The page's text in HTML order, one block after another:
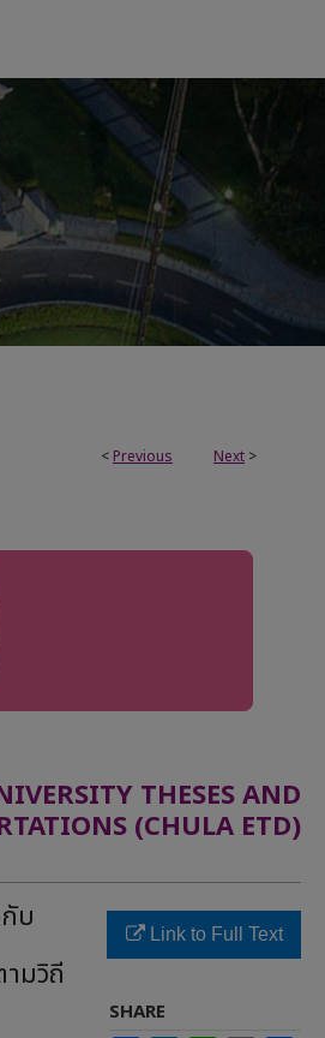
< Previous Next >
THESES AND
(CHULA ETD)
บ
มวิถี
Link to Full Text
SHARE